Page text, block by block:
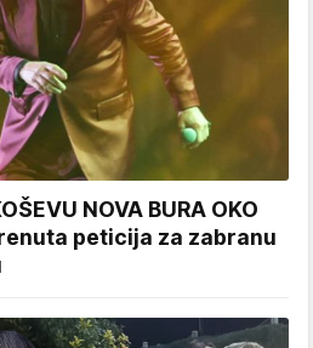
NOVA BURA OKO
peticija za zabranu